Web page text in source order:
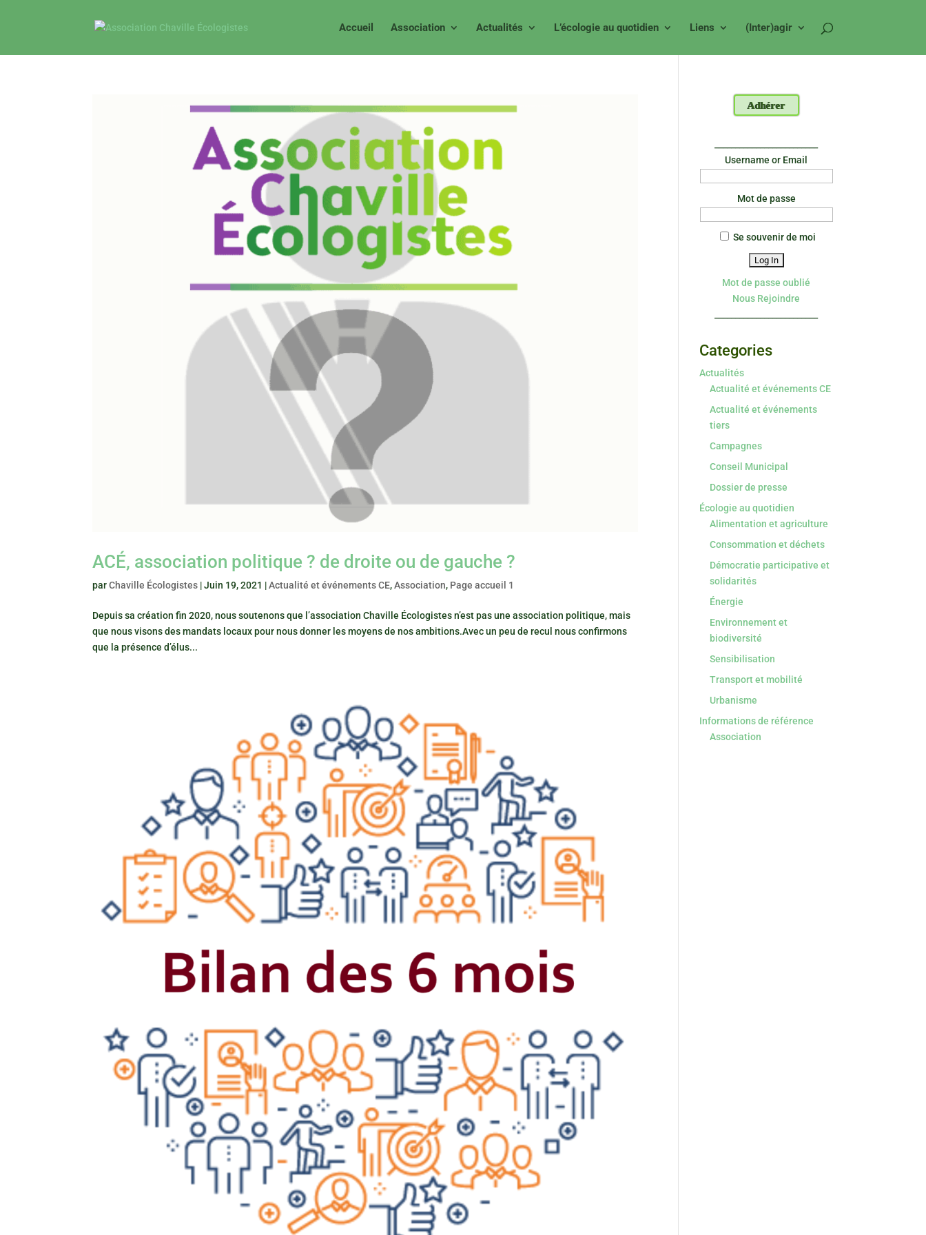
Accueil Association Actualités L’écologie au quotidien Liens (Inter)agir
ACÉ, association politique ? de droite ou de gauche ?
parChaville Écologistes |Juin 19, 2021 |Actualité et événements CE,Association, Page accueil 1
Depuis sa création fin 2020, nous soutenons que l’association Chaville Écologistes n’est pas une association politique, mais
que nous visons des mandats locaux pour nous donner les moyens de nos ambitions.Avec un peu de recul nous confirmons
que la présence d’élus...
Adhérer
Username or Email
Mot de passe
Se souvenir de moi
Mot de passe oublié
Nous Rejoindre
Categories
Actualités
Actualité et événements CE
Actualité et événements
tiers
Campagnes
Conseil Municipal
Dossier de presse
Écologie au quotidien
Alimentation et agriculture
Consommation et déchets
Démocratie participative et
solidarités
Énergie
Environnement et
biodiversité
Sensibilisation
Transport et mobilité
Urbanisme
Informations de référence
Association